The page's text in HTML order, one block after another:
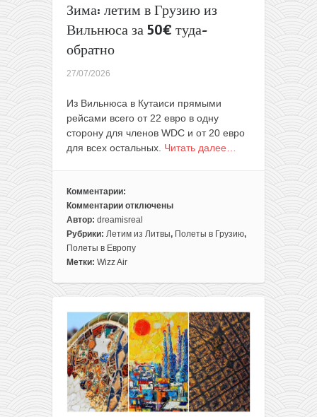
Зима: летим в Грузию из
Вильнюса за 50€ туда-
обратно
27/07/2026
Из Вильнюса в Кутаиси прямыми
рейсами всего от 22 евро в одну
сторону для членов WDС и от 20 евро
для всех остальных. Читать далее…
Комментарии:
Комментарии
к
записи
Зима:
летим
Грузию
Вильнюса
за
50€
туда-
обратно
отключены
Автор: dreamisreal
Рубрики: Летим из Литвы, Полеты в Грузию,
Полеты в Европу
Метки: Wizz Air